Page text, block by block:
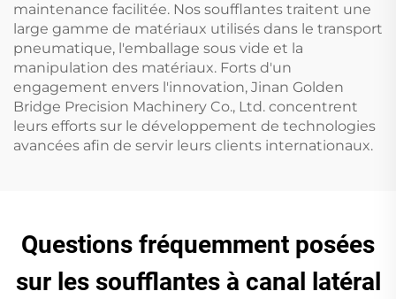
maintenance facilitée. Nos soufflantes traitent une
large gamme de matériaux utilisés dans le transport
pneumatique, l'emballage sous vide et la
manipulation des matériaux. Forts d'un
engagement envers l'innovation, Jinan Golden
Bridge Precision Machinery Co., Ltd. concentrent
leurs efforts sur le développement de technologies
avancées afin de servir leurs clients internationaux.
Questions fréquemment posées
sur les soufflantes à canal latéral